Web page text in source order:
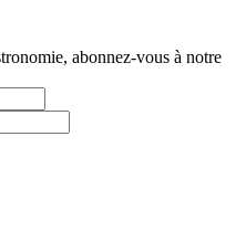
abonnez-vous à notre